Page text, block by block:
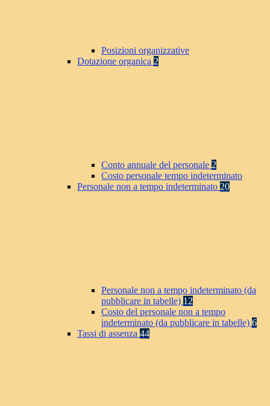
Posizioni organizzative
Dotazione organica 2
Conto annuale del personale 2
Costo personale tempo indeterminato
Personale non a tempo indeterminato 20
Personale non a tempo indeterminato (da
pubblicare in tabelle) 12
Costo del personale non a tempo
indeterminato (da pubblicare in tabelle) 6
Tassi di assenza 44